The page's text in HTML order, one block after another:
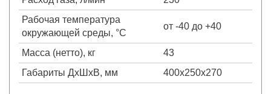
Рабочая температура
окружающей среды, °С
от -40 до +40
Масса (нетто), кг
43
Габариты ДхШхВ, мм
400х250х270